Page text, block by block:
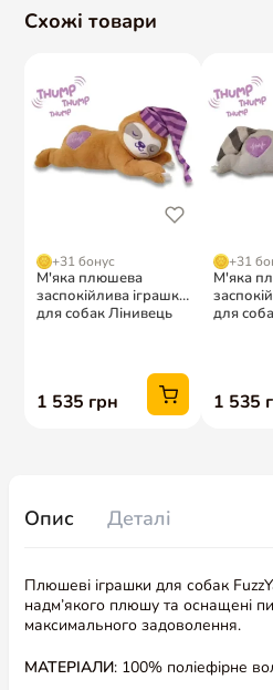
Схожі товари
Опис Деталі
Плюшеві іграшки для собак
надм’якого плюшу та оснащені
максимального задоволення.
МАТЕРІАЛИ: 100% поліефірне